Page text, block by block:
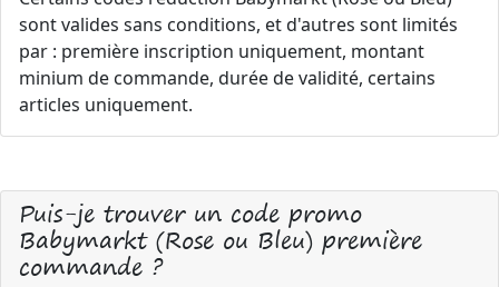
sont valides sans conditions, et d'autres sont limités
par : première inscription uniquement, montant
minium de commande, durée de validité, certains
articles uniquement.
Puis-je trouver un code promo
Babymarkt (Rose ou Bleu) première
commande ?